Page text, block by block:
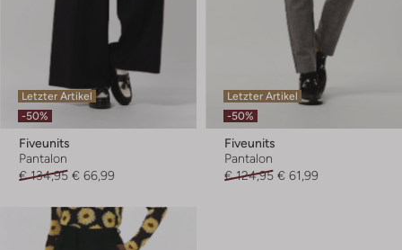
Letzter Artikel
-50%
Fiveunits
Pantalon
€ 134,95 € 66,99
Letzter Artikel
-50%
Fiveunits
Pantalon
€ 124,95 € 61,99